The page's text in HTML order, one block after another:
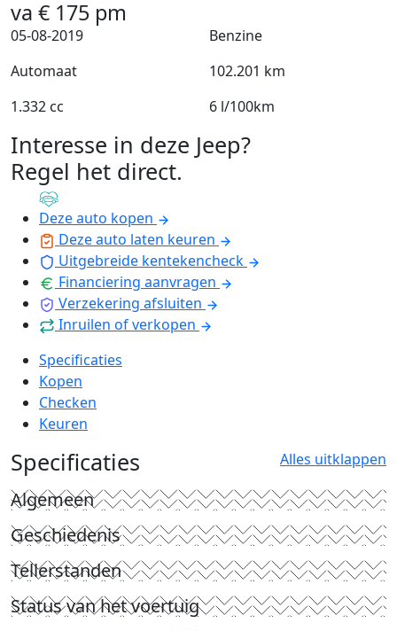
va € 175 pm
05-08-2019
Benzine
Automaat
102.201 km
1.332 cc
6 l/100km
Interesse in deze Jeep?
Regel het direct.
Deze auto kopen
Deze auto laten keuren
Uitgebreide kentekencheck
Financiering aanvragen
Verzekering afsluiten
Inruilen of verkopen
Specificaties
Kopen
Checken
Keuren
Specificaties Alles uitklappen
Algemeen
Geschiedenis
Tellerstanden
Status van het voertuig